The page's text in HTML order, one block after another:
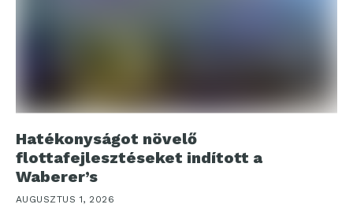
Hatékonyságot növelő
flottafejlesztéseket indított a
Waberer’s
AUGUSZTUS 1, 2026